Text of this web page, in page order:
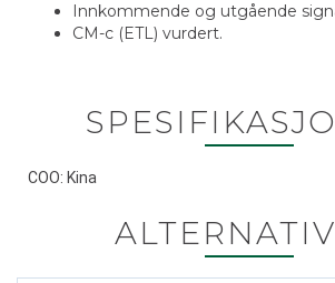
Innkommende og utgående
CM-c (ETL) vurdert.
COO: Kina